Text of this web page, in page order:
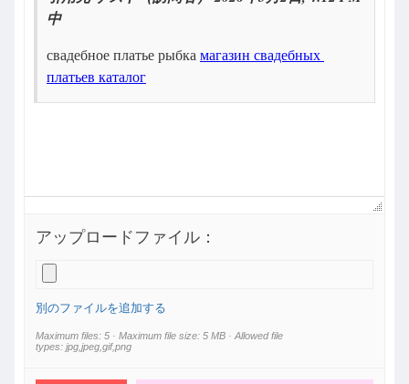
アップロードファイル：
別のファイルを追加する
Maximum files: 5 · Maximum file size: 5 MB · Allowed file
types: jpg,jpeg,gif,png